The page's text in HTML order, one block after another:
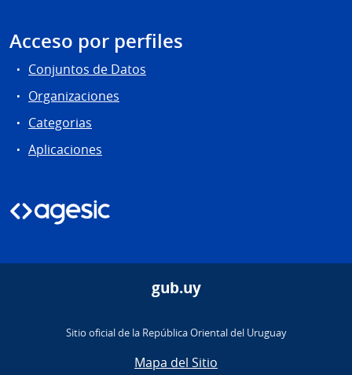
Acceso por perfiles
Conjuntos de Datos
Organizaciones
Categorias
Aplicaciones
gub.uy
Sitio oficial de la República Oriental del Uruguay
Mapa del Sitio